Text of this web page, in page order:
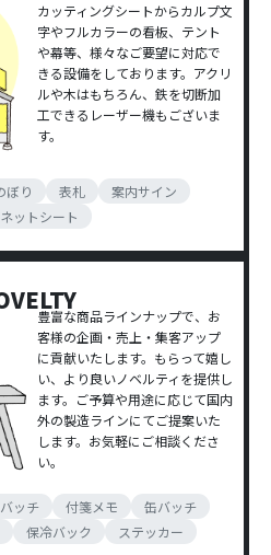
カッティングシートからカルプ文
字やフルカラーの看板、テント
や幕等、様々なご要望に対応で
きる設備をしております。アクリ
ルや木はもちろん、鉄を切断加
工できるレーザー機もございま
す。
ぼり 表札
案内サイン
ットシート
豊富な商品ラインナップで、お
客様の企画・売上・集客アップ
に貢献いたします。もらって嬉し
い、より良いノベルティを提供し
ます。ご予算や用途に応じて国内
外の製造ラインにてご提案いた
します。お気軽にご相談くださ
い。
ッチ 付箋メモ
缶バッチ
保冷バック ステッカー